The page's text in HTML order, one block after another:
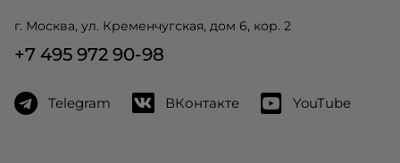
г. Москва, ул. Кременчугская, дом 6, кор. 2
+7 495 972 90-98
Telegram ВКонтакте YouTube